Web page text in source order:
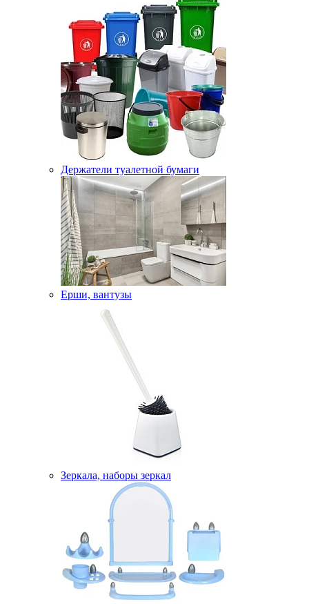
Держатели туалетной бумаги
Ерши, вантузы
Зеркала, наборы зеркал